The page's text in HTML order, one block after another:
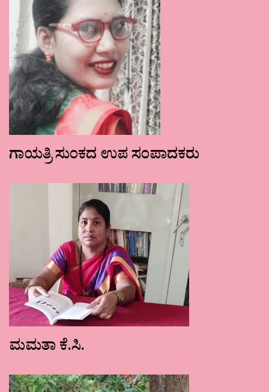
ಗಾಯತ್ರಿ ಸುಂಕದ ಉಪ ಸಂಪಾದಕರು
ಮಮತಾ ಕೆ.ಸಿ.